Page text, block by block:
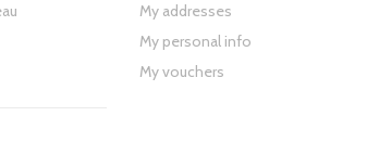
My addresses
My personal info
My vouchers